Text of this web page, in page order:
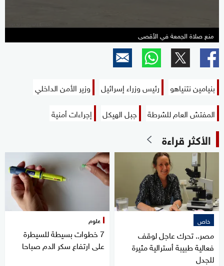
منع صلاة الجمعة في الأقصى
بنيامين نتنياهو رئيس وزراء إسرائيل
وزير الأمن الداخلي
المفتش العام للشرطة
جبل الهيكل إجراءات أمنية
الأكثر قراءة
خاص
مصر.. تحرك عاجل لوقف
فعالية طبيبة أسترالية مثيرة
للجدل
علوم
7 خطوات بسيطة للسيطرة
على ارتفاع سكر الدم صباحا